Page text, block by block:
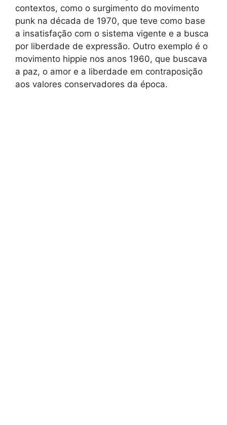
contextos, como o surgimento do movimento
punk na década de 1970, que teve como base
a insatisfação com o sistema vigente e a busca
por liberdade de expressão. Outro exemplo é o
movimento hippie nos anos 1960, que buscava
a paz, o amor e a liberdade em contraposição
aos valores conservadores da época.